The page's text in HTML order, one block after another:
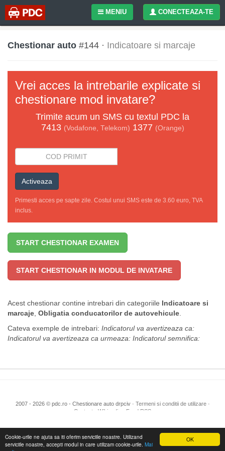
OK
Cookie-urile ne ajuta sa iti oferim serviciile noastre. Utilizand
serviciile noastre, accepti modul in care utilizam cookie-urile. Mai
CONECTEAZA-TE
MENIU
Chestionar auto #144 · Indicatoare si marcaje
Vrei acces la intrebarile explicate si
chestionare mod invatare?
Trimite acum un SMS cu textul PDC la
7413 (Vodafone, Telekom) 1377 (Orange)
Activeaza
Primesti acces pe sapte zile. Costul unui SMS este de 3.60 euro, TVA
inclus.
START CHESTIONAR EXAMEN
START CHESTIONAR IN MODUL DE INVATARE
Acest chestionar contine intrebari din categoriile Indicatoare si
marcaje Obligatia conducatorilor de autovehicule
Cateva exemple de intrebari: Indicatorul va avertizeaza ca:
Indicatorul va avertizeaza ca urmeaza: Indicatorul semnifica:
2007 - 2026 © pdc.ro - Chestionare auto drpciv · Termeni si conditii de utilizare·
Contact
Wikipedia Feed RSS